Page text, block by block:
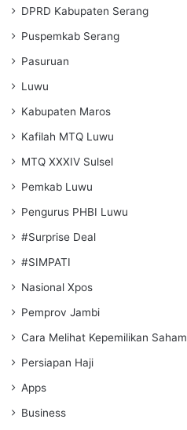
DPRD Kabupaten Serang
Puspemkab Serang
Pasuruan
Luwu
Kabupaten Maros
Kafilah MTQ Luwu
MTQ XXXIV Sulsel
Pemkab Luwu
Pengurus PHBI Luwu
#Surprise Deal
#SIMPATI
Nasional Xpos
Pemprov Jambi
Cara Melihat Kepemilikan Saham
Persiapan Haji
Apps
Business